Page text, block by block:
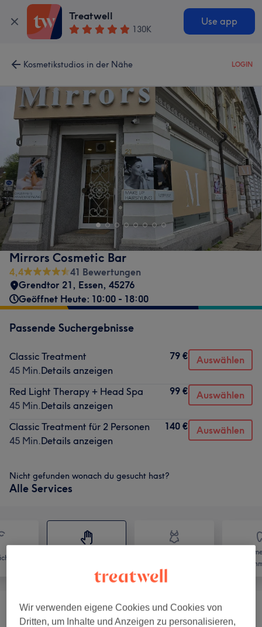
Treatwell
130K
Use app
Kosmetikstudios in der Nähe LOGIN
Mirrors Cosmetic Bar
4,4
41 Bewertungen
Grendtor 21, Essen, 45276
Geöffnet Heute: 10:00 - 18:00
Passende Suchergebnisse
Classic Treatment
45 Min.Details anzeigen
79 € Auswählen
Red Light Therapy + Head Spa
45 Min.Details anzeigen
99 € Auswählen
Classic Treatment für 2 Personen
45 Min.Details anzeigen
140 € Auswählen
Nicht gefunden wonach du gesucht hast?
Alle Services
Japanese Head Spa (6) ab 79 €
Wir verwenden eigene Cookies und Cookies von
Dritten, um Inhalte und Anzeigen zu personalisieren,